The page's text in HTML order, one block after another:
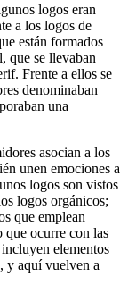
logos eran
a los logos de
están formados
que se llevaban
Frente a ellos se
denominaban
una
asocian a los
unen emociones a
logos son vistos
logos orgánicos;
que emplean
ocurre con las
elementos
y aquí vuelven a